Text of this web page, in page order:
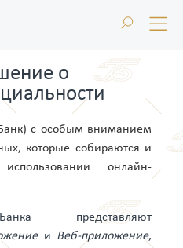
о
с особым вниманием
которые собираются и
онлайн-
представляют
и Веб-приложение,